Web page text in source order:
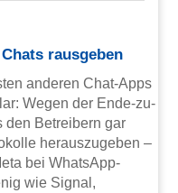
rausgeben
anderen Chat-Apps
Wegen der Ende-zu-
den Betreibern gar
herauszugeben –
bei WhatsApp-
wie Signal,